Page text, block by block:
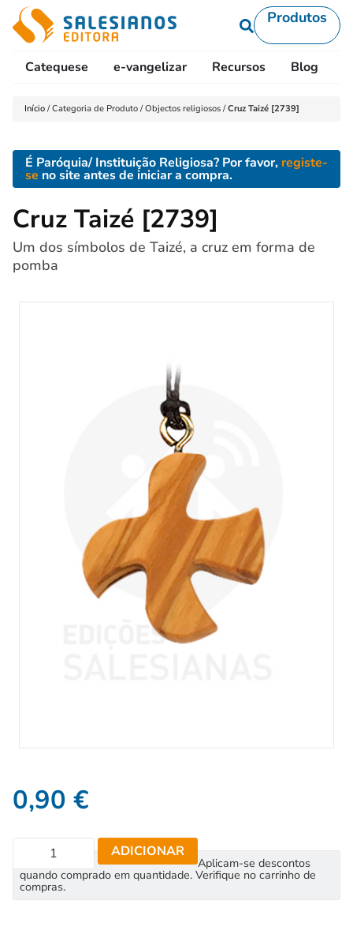
Produtos
Catequese e-vangelizar Recursos Blog
Início /Categoria de Produto /Objectos religiosos /Cruz Taizé [2739]
É Paróquia/ Instituição Religiosa? Por favor, registe-
se no site antes de iniciar a compra.
Cruz Taizé [2739]
Um dos símbolos de Taizé, a cruz em forma de
pomba
0,90 €
ADICIONAR
Aplicam-se descontos
quando comprado em quantidade. Verifique no carrinho de
compras.